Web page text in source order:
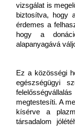
vizsgálat is
biztosítva, hogy
érdemes a
hogy a
alapanyagává
Ez a közösségi
egészségügyi
megtestesíti. A
kísérve a
társadalom